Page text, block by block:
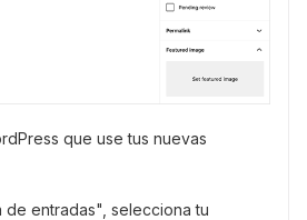
que use tus nuevas
de entradas", selecciona tu